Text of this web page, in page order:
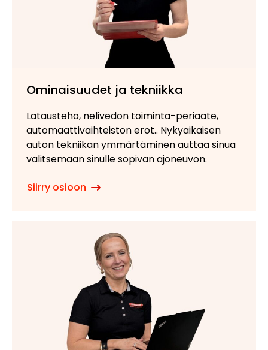
Ominaisuudet ja tekniikka
Latausteho, nelivedon toiminta-periaate,
automaattivaihteiston erot.. Nykyaikaisen
auton tekniikan ymmärtäminen auttaa sinua
valitsemaan sinulle sopivan ajoneuvon.
Siirry osioon